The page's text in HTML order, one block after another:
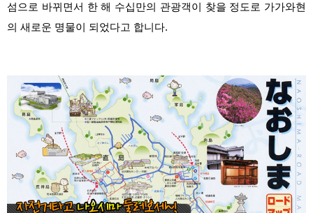
섬으로 바뀌면서 한 해 수십만의 관광객이 찾을 정도로 가가와현
의 새로운 명물이 되었다고 합니다.